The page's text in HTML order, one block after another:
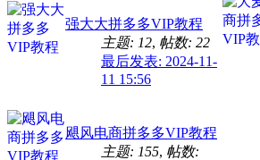
强大大拼多多VIP教程
主题: 12, 帖数: 22
最后发表: 2024-11-
11 15:56
飓风电商拼多多VIP教程
主题: 155, 帖数: